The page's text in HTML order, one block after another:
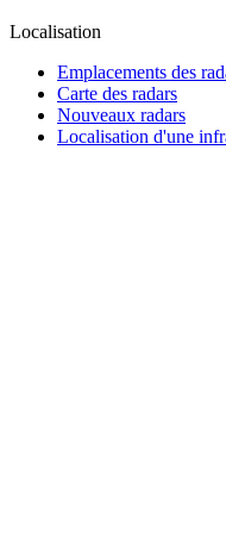
Localisation
Emplacements des
Carte des radars
Nouveaux radars
Localisation d'une